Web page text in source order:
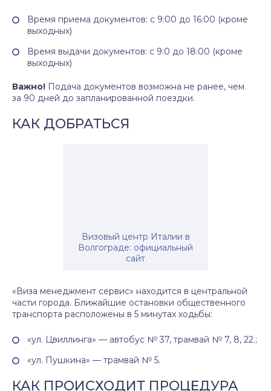
Время приема документов: с 9:00 до 16:00 (кроме
выходных)
Время выдачи документов: с 9:0 до 18:00 (кроме
выходных)
Важно! Подача документов возможна не ранее, чем
за 90 дней до запланированной поездки.
КАК ДОБРАТЬСЯ
Визовый центр Италии в
Волгограде: официальный
сайт
«Виза менеджмент сервис» находится в центральной
части города. Ближайшие остановки общественного
транспорта расположены в 5 минутах ходьбы:
«ул. Цвиллинга» — автобус № 37, трамвай № 7, 8, 22.;
«ул. Пушкина» — трамвай № 5.
КАК ПРОИСХОДИТ ПРОЦЕДУРА